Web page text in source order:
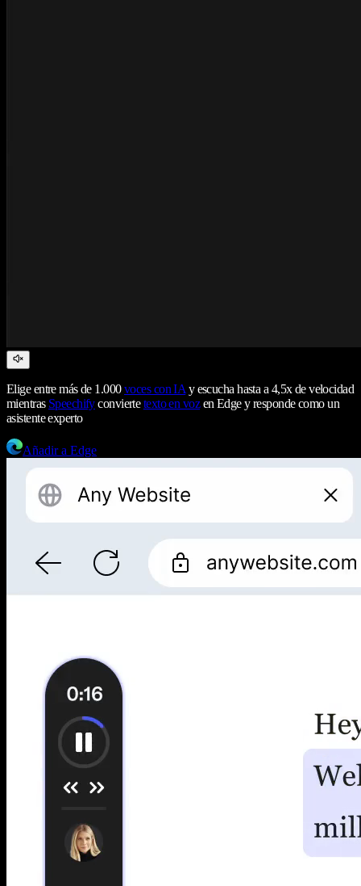
Elige entre más de 1.000voces con IA y escucha hasta a 4,5x de velocidad
mientras Speechifyconviertetexto en vozen Edge y responde como un
asistente experto
Añadir a Edge